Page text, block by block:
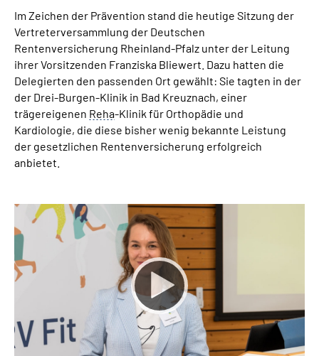
Mein Kundenportal
Im Zeichen der Prävention stand die heutige Sitzung der
Vertreterversammlung der Deutschen
Rentenversicherung Rheinland-Pfalz unter der Leitung
ihrer Vorsitzenden Franziska Bliewert. Dazu hatten die
Delegierten den passenden Ort gewählt: Sie tagten in der
der Drei-Burgen-Klinik in Bad Kreuznach, einer
trägereigenen Reha-Klinik für Orthopädie und
Kardiologie, die diese bisher wenig bekannte Leistung
der gesetzlichen Rentenversicherung erfolgreich
anbietet.